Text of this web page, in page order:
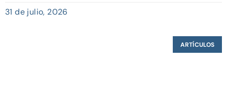
31 de julio, 2026
ARTÍCULOS